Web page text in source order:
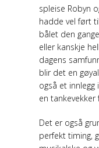
spleise Robyn
hadde vel ført
bålet den
eller kanskje
dagens
blir det en
også et
en tankevekker
Det er også
perfekt timing,